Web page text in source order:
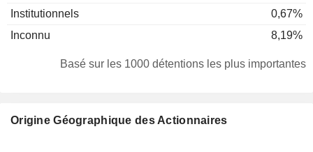
Institutionnels
0,67%
Inconnu
8,19%
Basé sur les 1000 détentions les plus importantes
Origine Géographique des Actionnaires